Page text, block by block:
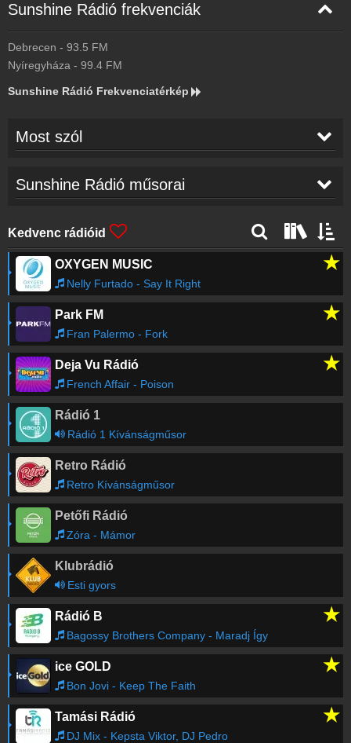
Sunshine Rádió frekvenciák
Debrecen - 93.5 FM
Nyíregyháza - 99.4 FM
Sunshine Rádió Frekvenciatérkép
Most szól
18:45 Bruno Mars-
18:42 Alan Walker
18:39 Ed Sheeran
18:27 Hosh / 1979 / Jalja
Hanging Tree)
Régebbi számok lekérése
Sunshine Rádió műsorai
Kedvenc rádióid
OXYGEN MUSIC ★
Nelly Furtado - Say It Right
Park FM ★
Fran Palermo - Fork
Deja Vu Rádió ★
French Affair - Poison
Rádió 1
Rádió 1 Kívánságműsor
Retro Rádió
Retro Kívánságműsor
Petőfi Rádió
Zóra - Mámor
Klubrádió
Esti gyors
Rádió B ★
Bagossy Brothers Company - Maradj Így
ice GOLD ★
Bon Jovi - Keep The Faith
Tamási Rádió ★
DJ Mix - Kepsta Viktor, DJ Pedro